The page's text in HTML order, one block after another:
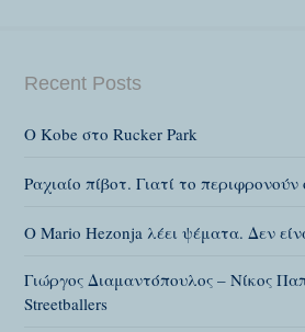
Recent Posts
Ο Kobe στο Rucker Park
Ραχιαίο πίβοτ. Γιατί το περιφρονούν
O Mario Hezonja λέει ψέματα. Δεν
Γιώργος Διαμαντόπουλος – Νίκος
Streetballers